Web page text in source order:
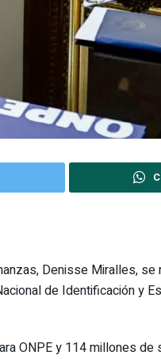
Denisse Miralles,
de Identificación y
ONPE y 114 millones